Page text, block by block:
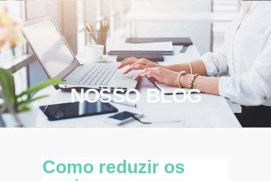
NOSSO BLOG
Como reduzir os